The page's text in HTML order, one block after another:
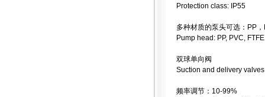
Protection class: IP55
多种材质的泵头可选：PP
Pump head: PP, PVC,
双球单向阀
Suction and delivery
频率调节：10-99%